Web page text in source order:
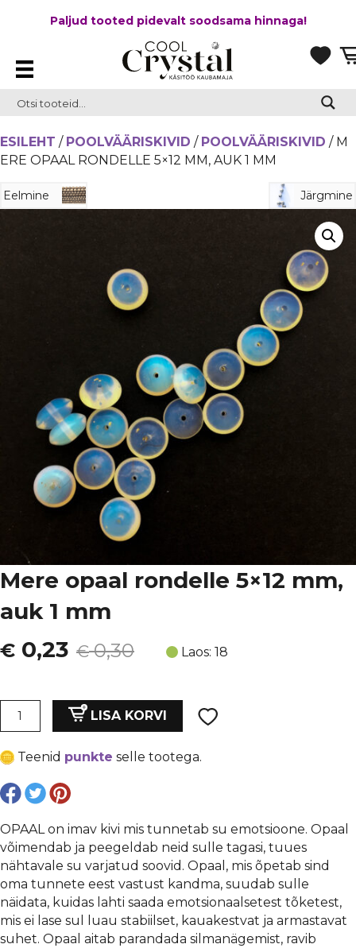
Paljud tooted pidevalt soodsama hinnaga!
ESILEHT / POOLVÄÄRISKIVID / POOLVÄÄRISKIVID / M
ERE OPAAL RONDELLE 5×12 MM, AUK 1 MM
Eelmine Järgmine
Mere opaal rondelle 5×12 mm,
auk 1 mm
€0,30
Algne
oli:
€ 0,30.
€ 0,23
Current
is:
€ 0,23.
Laos: 18
Mere
5x12
mm,
auk
mm
kogus
LISA KORVI
Teenid punkte selle tootega.
OPAAL on imav kivi mis tunnetab su emotsioone. Opaal
võimendab ja peegeldab neid sulle tagasi, tuues
nähtavale su varjatud soovid. Opaal, mis õpetab sind
oma tunnete eest vastust kandma, suudab sulle
näidata, kuidas lahti saada emotsionaalsetest tõketest,
mis ei lase sul luau stabiilset, kauakestvat ja armastavat
suhet. Opaal aitab parandada silmanägemist, ravib